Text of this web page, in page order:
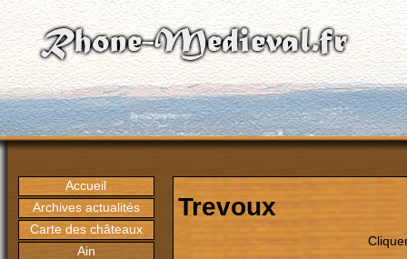
Accueil
Archives actualités
Carte des châteaux
Ain
Trevoux